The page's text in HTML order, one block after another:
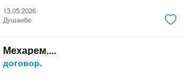
13.05.2026
Душанбе
Мехарем....
договор.